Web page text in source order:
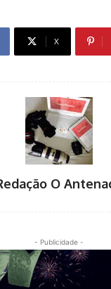
X
O
- Publicidade -